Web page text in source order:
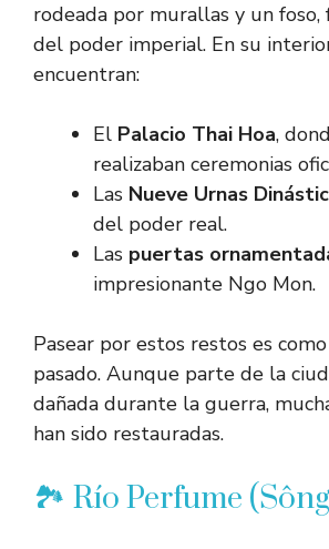
rodeada por murallas y un
del poder imperial. En su
encuentran:
El Palacio Thai Hoa,
realizaban ceremonias
Las Nueve Urnas
del poder real.
Las puertas
impresionante Ngo Mon.
Pasear por estos restos es
pasado. Aunque parte de la
dañada durante la guerra,
han sido restauradas.
🏞️ Río Perfume